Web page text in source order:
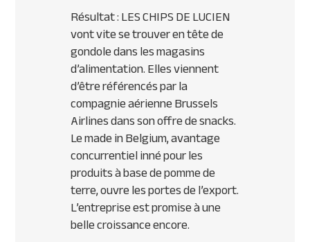
Résultat : LES CHIPS DE LUCIEN
vont vite se trouver en tête de
gondole dans les magasins
d’alimentation. Elles viennent
d’être référencés par la
compagnie aérienne Brussels
Airlines dans son offre de snacks.
Le made in Belgium, avantage
concurrentiel inné pour les
produits à base de pomme de
terre, ouvre les portes de l’export.
L’entreprise est promise à une
belle croissance encore.